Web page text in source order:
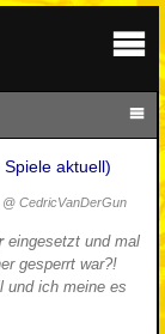
aktuell)
@ CedricVanDerGun
eingesetzt und mal
gesperrt war?!
und ich meine es